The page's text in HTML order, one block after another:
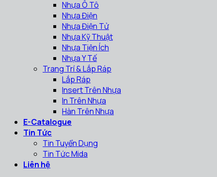
Nhựa Ô Tô
Nhựa Điện
Nhựa Điện Tử
Nhựa Kỹ Thuật
Nhựa Tiện Ích
Nhựa Y Tế
Trang Trí & Lắp Ráp
Lắp Ráp
Insert Trên Nhựa
In Trên Nhựa
Hàn Trên Nhựa
E-Catalogue
Tin Tức
Tin Tuyển Dụng
Tin Tức Mida
Liên hệ